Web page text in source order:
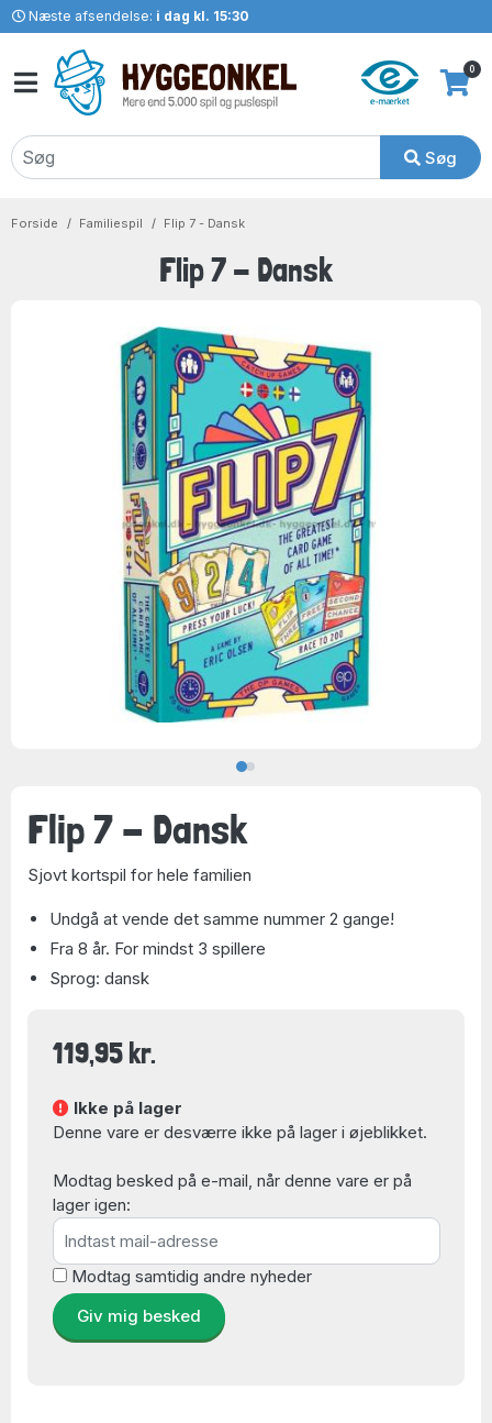
Næste afsendelse: i dag kl. 15:30
Søg
0
Forside Familiespil Flip 7 - Dansk
Flip 7 - Dansk
Flip 7 - Dansk
Sjovt kortspil for hele familien
Undgå at vende det samme nummer 2 gange!
Fra 8 år. For mindst 3 spillere
Sprog: dansk
119,95 kr.
Ikke på lager
Denne vare er desværre ikke på lager i øjeblikket.
Modtag besked på e-mail, når denne vare er på
lager igen:
Modtag samtidig andre nyheder
Giv mig besked